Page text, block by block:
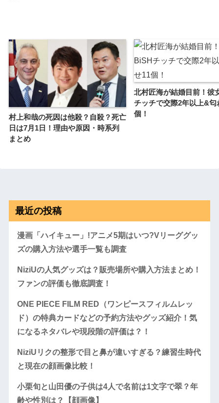
村上和哉の死因は他殺？自殺？死亡
日は7月1日！理由や原因・時系列
まとめ
北村匠海が結婚目前！彼
チッチで交際2年以上&匂
個！
最近の投稿
漫画「ハイキュー」!アニメ5期はいつ?Vリーググッ
ズの購入方法や選手一覧も調査
NiziUの人気グッズは？販売場所や購入方法まとめ！
ファンの評価も徹底調査！
ONE PIECE FILM RED（ワンピースフィルムレッ
ド）の特典カードなどの予約方法やグッズ紹介！気
になるネタバレや現段階の評価は？！
NiziUリクの整形で目と鼻が違いすぎる？練習生時代
と現在の顔画像比較！
小栗旬と山田優の子供は4人で名前は1文字で翠？年
齢や性別は？【顔画像】